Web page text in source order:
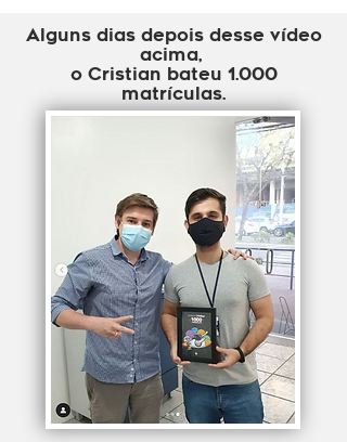
Alguns dias depois desse vídeo
acima,
o Cristian bateu 1.000
matrículas.